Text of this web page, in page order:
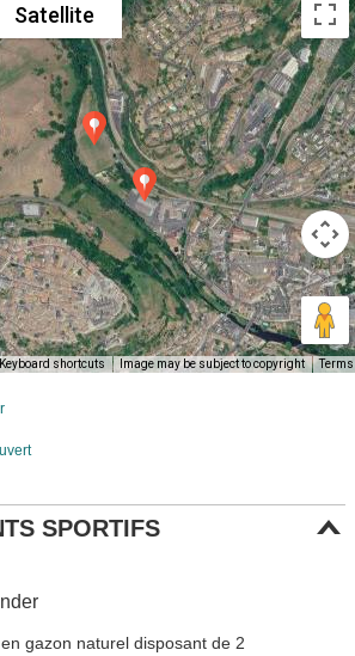
Satellite
Keyboard shortcuts Image may be subject to copyright Terms
SPORTIFS
gazon naturel disposant de 2